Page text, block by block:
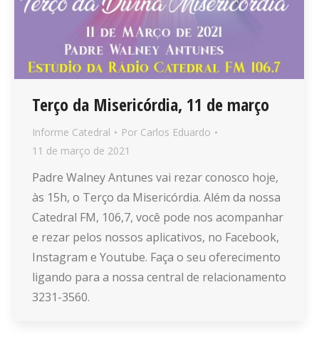
Terço da Misericórdia, 11 de março
Informe Catedral Por Carlos Eduardo
11 de março de 2021
Padre Walney Antunes vai rezar conosco hoje,
às 15h, o Terço da Misericórdia. Além da nossa
Catedral FM, 106,7, você pode nos acompanhar
e rezar pelos nossos aplicativos, no Facebook,
Instagram e Youtube. Faça o seu oferecimento
ligando para a nossa central de relacionamento
3231-3560.